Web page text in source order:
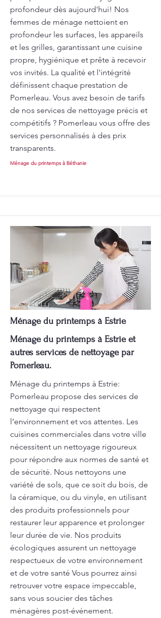
profondeur dès aujourd'hui! Nos
femmes de ménage nettoient en
profondeur les surfaces, les appareils
et les grilles, garantissant une cuisine
propre, hygiénique et prête à recevoir
vos invités. La qualité et l'intégrité
définissent chaque prestation de
Pomerleau. Vous avez besoin de tarifs
de nos services de nettoyage précis et
compétitifs ? Pomerleau vous offre des
services personnalisés à des prix
transparents.
Ménage du printemps à Béthanie
Ménage du printemps à Estrie
Ménage du printemps à Estrie et
autres services de nettoyage par
Pomerleau.
Ménage du printemps à Estrie:
Pomerleau propose des services de
nettoyage qui respectent
l’environnement et vos attentes. Les
cuisines commerciales dans votre ville
nécessitent un nettoyage rigoureux
pour répondre aux normes de santé et
de sécurité. Nous nettoyons une
variété de sols, que ce soit du bois, de
la céramique, ou du vinyle, en utilisant
des produits professionnels pour
restaurer leur apparence et prolonger
leur durée de vie. Nos produits
écologiques assurent un nettoyage
respectueux de votre environnement
et de votre santé Vous pourrez ainsi
retrouver votre espace impeccable,
sans vous soucier des tâches
ménagères post-événement.